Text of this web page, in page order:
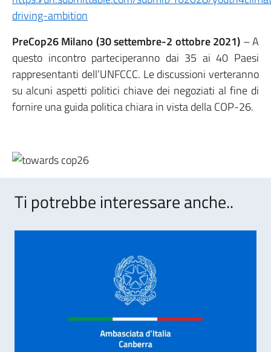
driving-ambition
PreCop26 Milano (30 settembre-2 ottobre 2021) – A
questo incontro parteciperanno dai 35 ai 40 Paesi
rappresentanti dell’UNFCCC. Le discussioni verteranno
su alcuni aspetti politici chiave dei negoziati al fine di
fornire una guida politica chiara in vista della COP-26.
Ti potrebbe interessare anche..